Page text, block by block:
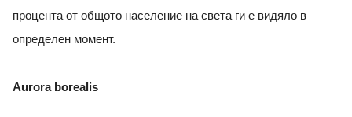
процента от общото население на света ги е видяло в
определен момент.
Aurora borealis